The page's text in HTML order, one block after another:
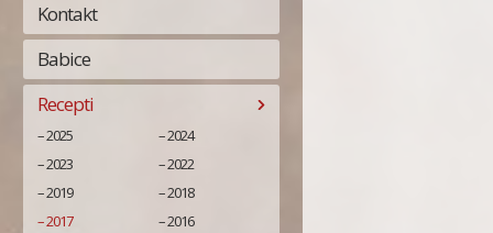
Kontakt
Babice
Recepti
2025
2024
2023
2022
2019
2018
2017
2016